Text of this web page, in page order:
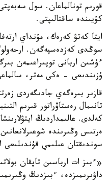
قورىم تونالماعان. سول
كۇيىندە ساقتالىپتى.
ايتا كەتۋ كەرەك، مۇنداي
سوڭدى كەزدەسپەگەن.
ءۇشىن اربانى توپىراعىمەن
ۇزىندىعى - ەكى مەتر، سالماعى - 1 توننا
قازىر بىرەگەي جادىگەردى
تانىمال رەستاۆراتور قىرىم
كەلدى. عالىمداردىڭ
ەرتىس وڭىرىندە
سوندىقتان عىلىمي قۇندىلىعى
«ءبىز ات ارباسىن تاپقان
داۋىرىمىزدە، ءبىزدىڭ